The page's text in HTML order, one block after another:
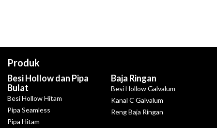
Produk
Besi Hollow dan Pipa
Bulat
Besi Hollow Hitam
Pipa Seamless
Pipa Hitam
Baja Ringan
Besi Hollow Galvalum
Kanal C Galvalum
Reng Baja Ringan